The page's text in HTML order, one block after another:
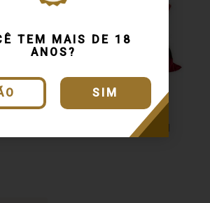
TEM MAIS DE 18
ANOS?
SIM
Anos
Cachaça Cabaré Extra
Premium 15 Anos 700ml